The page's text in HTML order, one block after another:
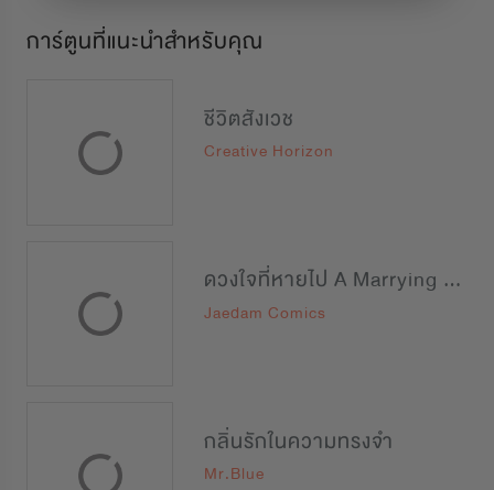
การ์ตูนที่แนะนำสำหรับคุณ
ชีวิตสังเวช
Creative Horizon
ดวงใจที่หายไป A Marrying Man
Jaedam Comics
กลิ่นรักในความทรงจำ
Mr.Blue